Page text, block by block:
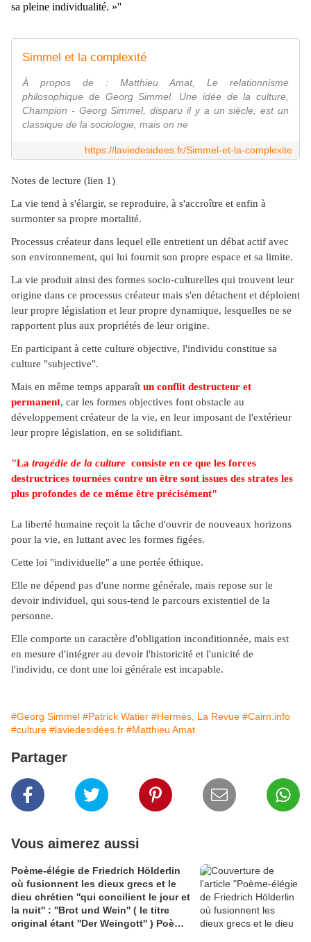
sa pleine individualité. »''
Simmel et la complexité
À propos de : Matthieu Amat, Le relationnisme
philosophique de Georg Simmel. Une idée de la culture,
Champion - Georg Simmel, disparu il y a un siècle, est un
classique de la sociologie, mais on ne
https://laviedesidees.fr/Simmel-et-la-complexite
Notes de lecture (lien 1)
La vie tend à s'élargir, se reproduire, à s'accroître et enfin à
surmonter sa propre mortalité.
Processus créateur dans lequel elle entretient un débat actif avec
son environnement, qui lui fournit son propre espace et sa limite.
La vie produit ainsi des formes socio-culturelles qui trouvent leur
origine dans ce processus créateur mais s'en détachent et déploient
leur propre législation et leur propre dynamique, lesquelles ne se
rapportent plus aux propriétés de leur origine.
En participant à cette culture objective, l'individu constitue sa
culture "subjective".
Mais en même temps apparaît un conflit destructeur et
permanent, car les formes objectives font obstacle au
développement créateur de la vie, en leur imposant de l'extérieur
leur propre législation, en se solidifiant.
"La tragédie de la culture consiste en ce que les forces
destructrices tournées contre un être sont issues des strates les
plus profondes de ce même être précisément"
La liberté humaine reçoit la tâche d'ouvrir de nouveaux horizons
pour la vie, en luttant avec les formes figées.
Cette loi "individuelle" a une portée éthique.
Elle ne dépend pas d'une norme générale, mais repose sur le
devoir individuel, qui sous-tend le parcours existentiel de la
personne.
Elle comporte un caractère d'obligation inconditionnée, mais est
en mesure d'intégrer au devoir l'historicité et l'unicité de
l'individu, ce dont une loi générale est incapable.
#Georg Simmel #Patrick Watier #Hermès, La Revue #Cairn.info
#culture #laviedesidées.fr #Matthieu Amat
Partager
Vous aimerez aussi
Poème-élégie de Friedrich Hölderlin
où fusionnent les dieux grecs et le
dieu chrétien ''qui concilient le jour et
la nuit'' : ''Brot und Wein'' ( le titre
original étant ''Der Weingott'' ) Poème